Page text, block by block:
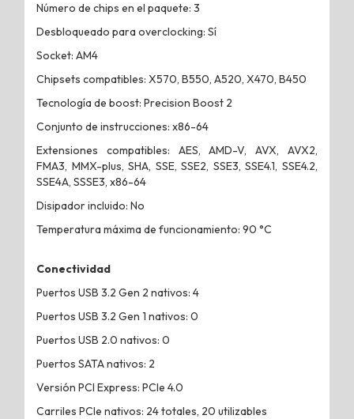
Número de chips en el paquete: 3
Desbloqueado para overclocking: Sí
Socket: AM4
Chipsets compatibles: X570, B550, A520, X470, B450
Tecnología de boost: Precision Boost 2
Conjunto de instrucciones: x86-64
Extensiones compatibles: AES, AMD-V, AVX, AVX2,
FMA3, MMX-plus, SHA, SSE, SSE2, SSE3, SSE4.1, SSE4.2,
SSE4A, SSSE3, x86-64
Disipador incluido: No
Temperatura máxima de funcionamiento: 90 °C
Conectividad
Puertos USB 3.2 Gen 2 nativos: 4
Puertos USB 3.2 Gen 1 nativos: 0
Puertos USB 2.0 nativos: 0
Puertos SATA nativos: 2
Versión PCI Express: PCIe 4.0
Carriles PCIe nativos: 24 totales, 20 utilizables